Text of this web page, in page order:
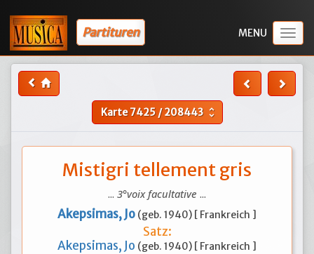
Partituren
Karte7425/208443 unfold_more
Mistigri tellement gris
... 3°voix facultative ...
Akepsimas, Jo (geb. 1940) [ Frankreich ]
Satz:
Akepsimas, Jo (geb. 1940) [ Frankreich ]